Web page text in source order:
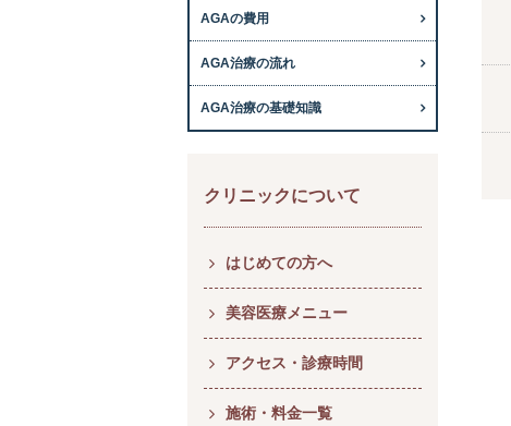
AGAの費用
AGA治療の流れ
AGA治療の基礎知識
クリニックについて
はじめての方へ
美容医療メニュー
アクセス・診療時間
施術・料金一覧